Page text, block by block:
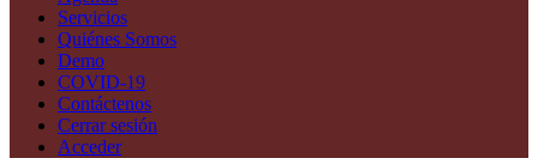
Servicios
Quiénes Somos
Demo
COVID-19
Contáctenos
Cerrar sesión
Acceder